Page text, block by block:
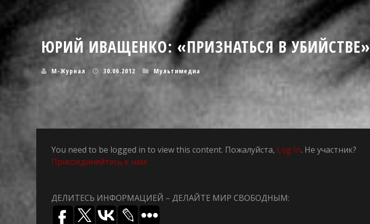
ЮРИЙ ИВАЩЕНКО: «ПРИЗНАТЬСЯ В УБИЙСТВЕ»
М-Журнал 30.06.2012 Мультимедиа
You need to be logged in to view this content. Пожалуйста, Log In. Не участник?
Присоединяйтесь к нам
ДЕЛИТЕСЬ ИНФОРМАЦИЕЙ – ДЕЛАЙТЕ МИР СВОБОДНЫМ: